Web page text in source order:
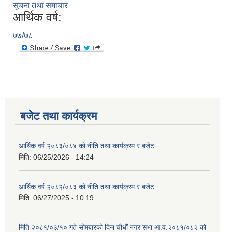
सूचना तथा समाचार
आर्थिक वर्ष:
७७/७८
बजेट तथा कार्यक्रम
आर्थिक वर्ष २०८३/०८४ को नीति तथा कार्यक्रम र बजेट
मिति: 06/25/2026 - 14:24
आर्थिक वर्ष २०८२/०८३ को नीति तथा कार्यक्रम र बजेट
मिति: 06/27/2025 - 10:19
मिति २०८१/०३/१० गते सोमबारको दिन चौधौं नगर सभा आ.व.२०८१/०८२ को